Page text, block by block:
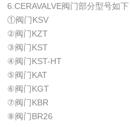
6.CERAVALVE阀门部分型号如下
①阀门KSV
②阀门KZT
③阀门KST
④阀门KST-HT
⑤阀门KAT
⑥阀门KGT
⑦阀门KBR
⑧阀门BR26